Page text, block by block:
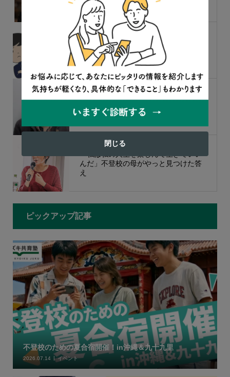
「どんな子が不登校になりやすい？」
フリースクール代表の答え
「私の心に問題があったのか？」 あ
れから30年、経験者が考える「不登校
とイップス」
「私は私の人生を楽しんで生きていい
んだ」不登校の母がやっと見つけた答
え
ピックアップ記事
不登校のための夏合宿開催！in沖縄＆九十九里
2026.07.14 イベント
閉じる